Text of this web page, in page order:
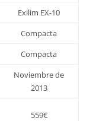
Exilim EX-10
Compacta
Compacta
Noviembre de
2013
559€